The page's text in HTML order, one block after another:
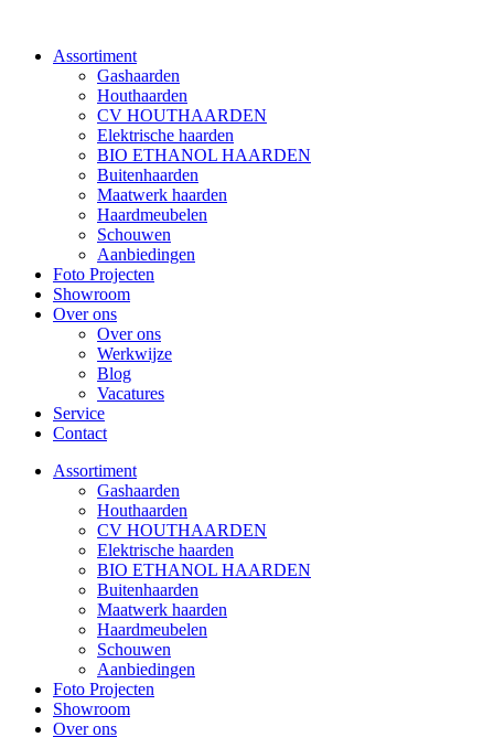
Assortiment
Gashaarden
Houthaarden
CV HOUTHAARDEN
Elektrische haarden
BIO ETHANOL HAARDEN
Buitenhaarden
Maatwerk haarden
Haardmeubelen
Schouwen
Aanbiedingen
Foto Projecten
Showroom
Over ons
Over ons
Werkwijze
Blog
Vacatures
Service
Contact
Assortiment
Gashaarden
Houthaarden
CV HOUTHAARDEN
Elektrische haarden
BIO ETHANOL HAARDEN
Buitenhaarden
Maatwerk haarden
Haardmeubelen
Schouwen
Aanbiedingen
Foto Projecten
Showroom
Over ons